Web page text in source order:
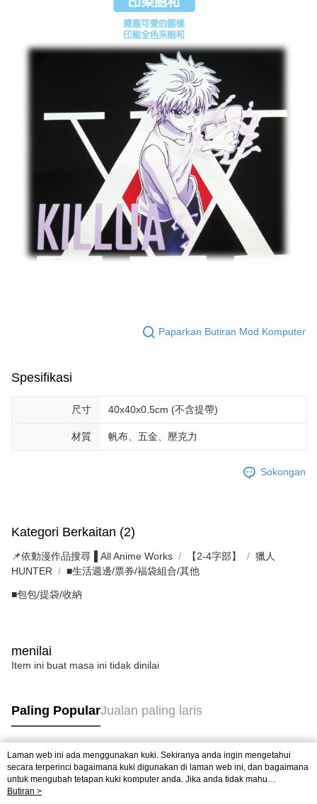
Paparkan Butiran Mod Komputer
Spesifikasi
尺寸 40x40x0.5cm (不含提帶)
材質 帆布、五金、壓克力
Sokongan
Kategori Berkaitan (2)
📌依動漫作品搜尋▐ All Anime Works 【2-4字部】
獵人
HUNTER
■生活週邊/票券/福袋組合/其他
■包包/提袋/收納
menilai
Item ini buat masa ini tidak dinilai
Paling PopularJualan paling laris
Tag Popular
Laman web ini ada menggunakan kuki. Sekiranya anda ingin mengetahui
secara terperinci bagaimana kuki digunakan di laman web ini, dan bagaimana
untuk mengubah tetapan kuki komputer anda. Jika anda tidak mahu
menggunakan kuki di komputer anda, sila rujuk penerangan mengenai kuki.
Butiran >